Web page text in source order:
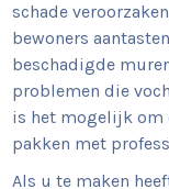
schade
bewoners
beschadigde
problemen die
is het mogelijk om
pakken met
Als u te maken